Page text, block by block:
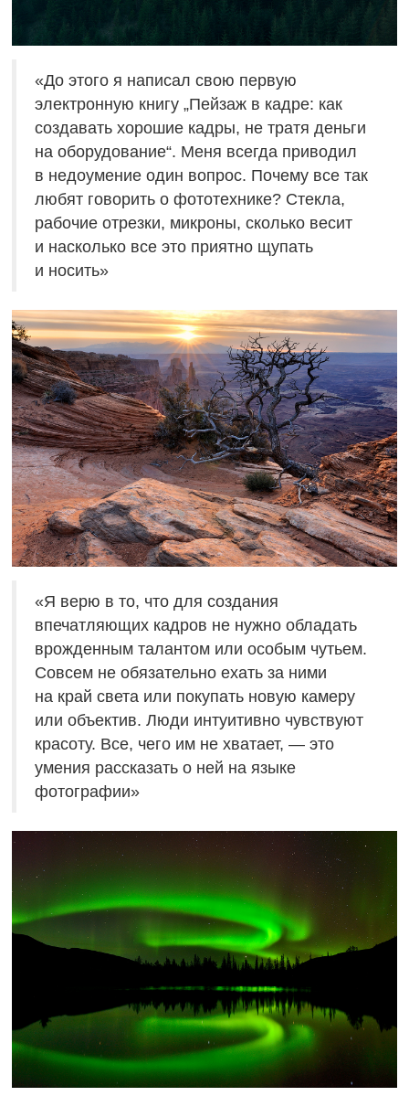
«До этого я написал свою первую
электронную книгу „Пейзаж в кадре: как
создавать хорошие кадры, не тратя деньги
на оборудование“. Меня всегда приводил
в недоумение один вопрос. Почему все так
любят говорить о фототехнике? Стекла,
рабочие отрезки, микроны, сколько весит
и насколько все это приятно щупать
и носить»
«Я верю в то, что для создания
впечатляющих кадров не нужно обладать
врожденным талантом или особым чутьем.
Совсем не обязательно ехать за ними
на край света или покупать новую камеру
или объектив. Люди интуитивно чувствуют
красоту. Все, чего им не хватает, — это
умения рассказать о ней на языке
фотографии»